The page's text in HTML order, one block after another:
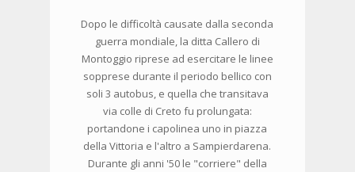
Dopo le difficoltà causate dalla seconda
guerra mondiale, la ditta Callero di
Montoggio riprese ad esercitare le linee
sopprese durante il periodo bellico con
soli 3 autobus, e quella che transitava
via colle di Creto fu prolungata:
portandone i capolinea uno in piazza
della Vittoria e l'altro a Sampierdarena.
Durante gli anni '50 le "corriere" della